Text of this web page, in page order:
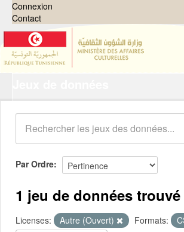
Connexion
Contact
Organisations
Groupes
Demandes 0
À propos
Par Ordre
1 jeu de données trouvé
Licenses: Autre (Ouvert) Formats: